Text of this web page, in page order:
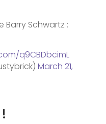
Barry Schwartz :
q9CBDbcimL
March 21,